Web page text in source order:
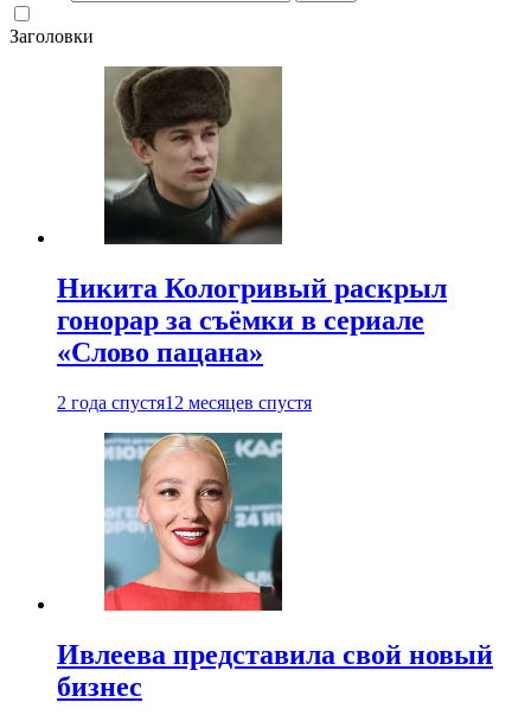
Заголовки
Никита Кологривый раскрыл
гонорар за съёмки в сериале
«Слово пацана»
2 года спустя12 месяцев спустя
Ивлеева представила свой новый
бизнес